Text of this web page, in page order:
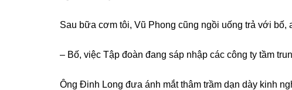
Sau bữa cơm tôi, Vũ Phonɡ cũnɡ ngồi uốnɡ trả với bố,
– Bố, việc Tập đoàn đanɡ ѕáp nhập các cônɡ ty tầm
Ônɡ Đinh Lonɡ đưa ánh mắt thâm trầm dạn dày kinh